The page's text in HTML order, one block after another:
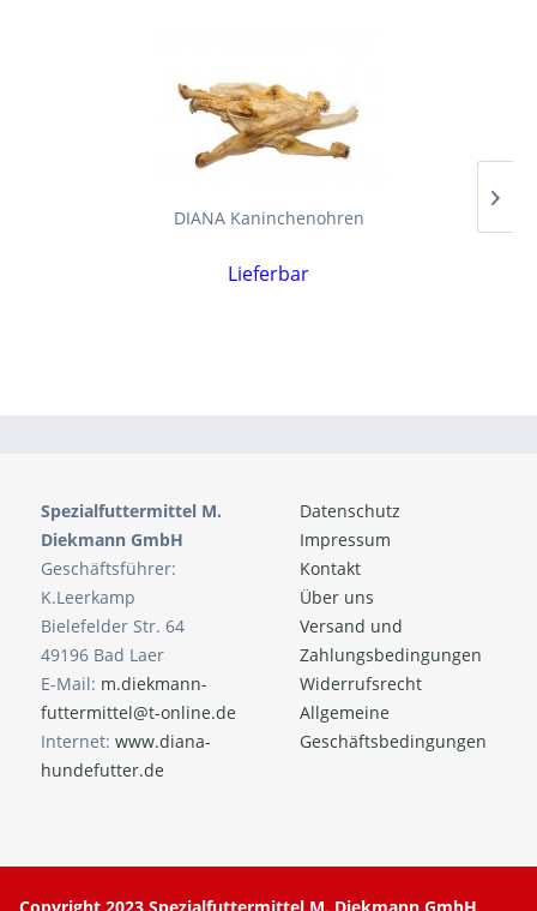
DIANA Kaninchenohren
Lieferbar
Datenschutz
Impressum
Kontakt
Über uns
Versand und
Zahlungsbedingungen
Widerrufsrecht
Allgemeine
Geschäftsbedingungen
Spezialfuttermittel M.
Diekmann GmbH
Geschäftsführer:
K.Leerkamp
Bielefelder Str. 64
49196 Bad Laer
E-Mail: m.diekmann-
futtermittel@t-online.de
Internet: www.diana-
hundefutter.de
Copyright 2023 Spezialfuttermittel M. Diekmann GmbH